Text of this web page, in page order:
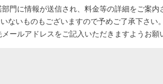
門に情報が送信され、料金等の詳細をご案内
ないものもございますので予めご了承下さい。
ールアドレスをご記入いただきますようお願